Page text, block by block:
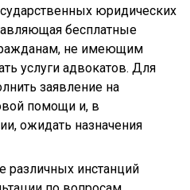
юридических
бесплатные
не имеющим
услуги адвокатов. Для
заявление на
помощи и, в
ожидать назначения
различных инстанций